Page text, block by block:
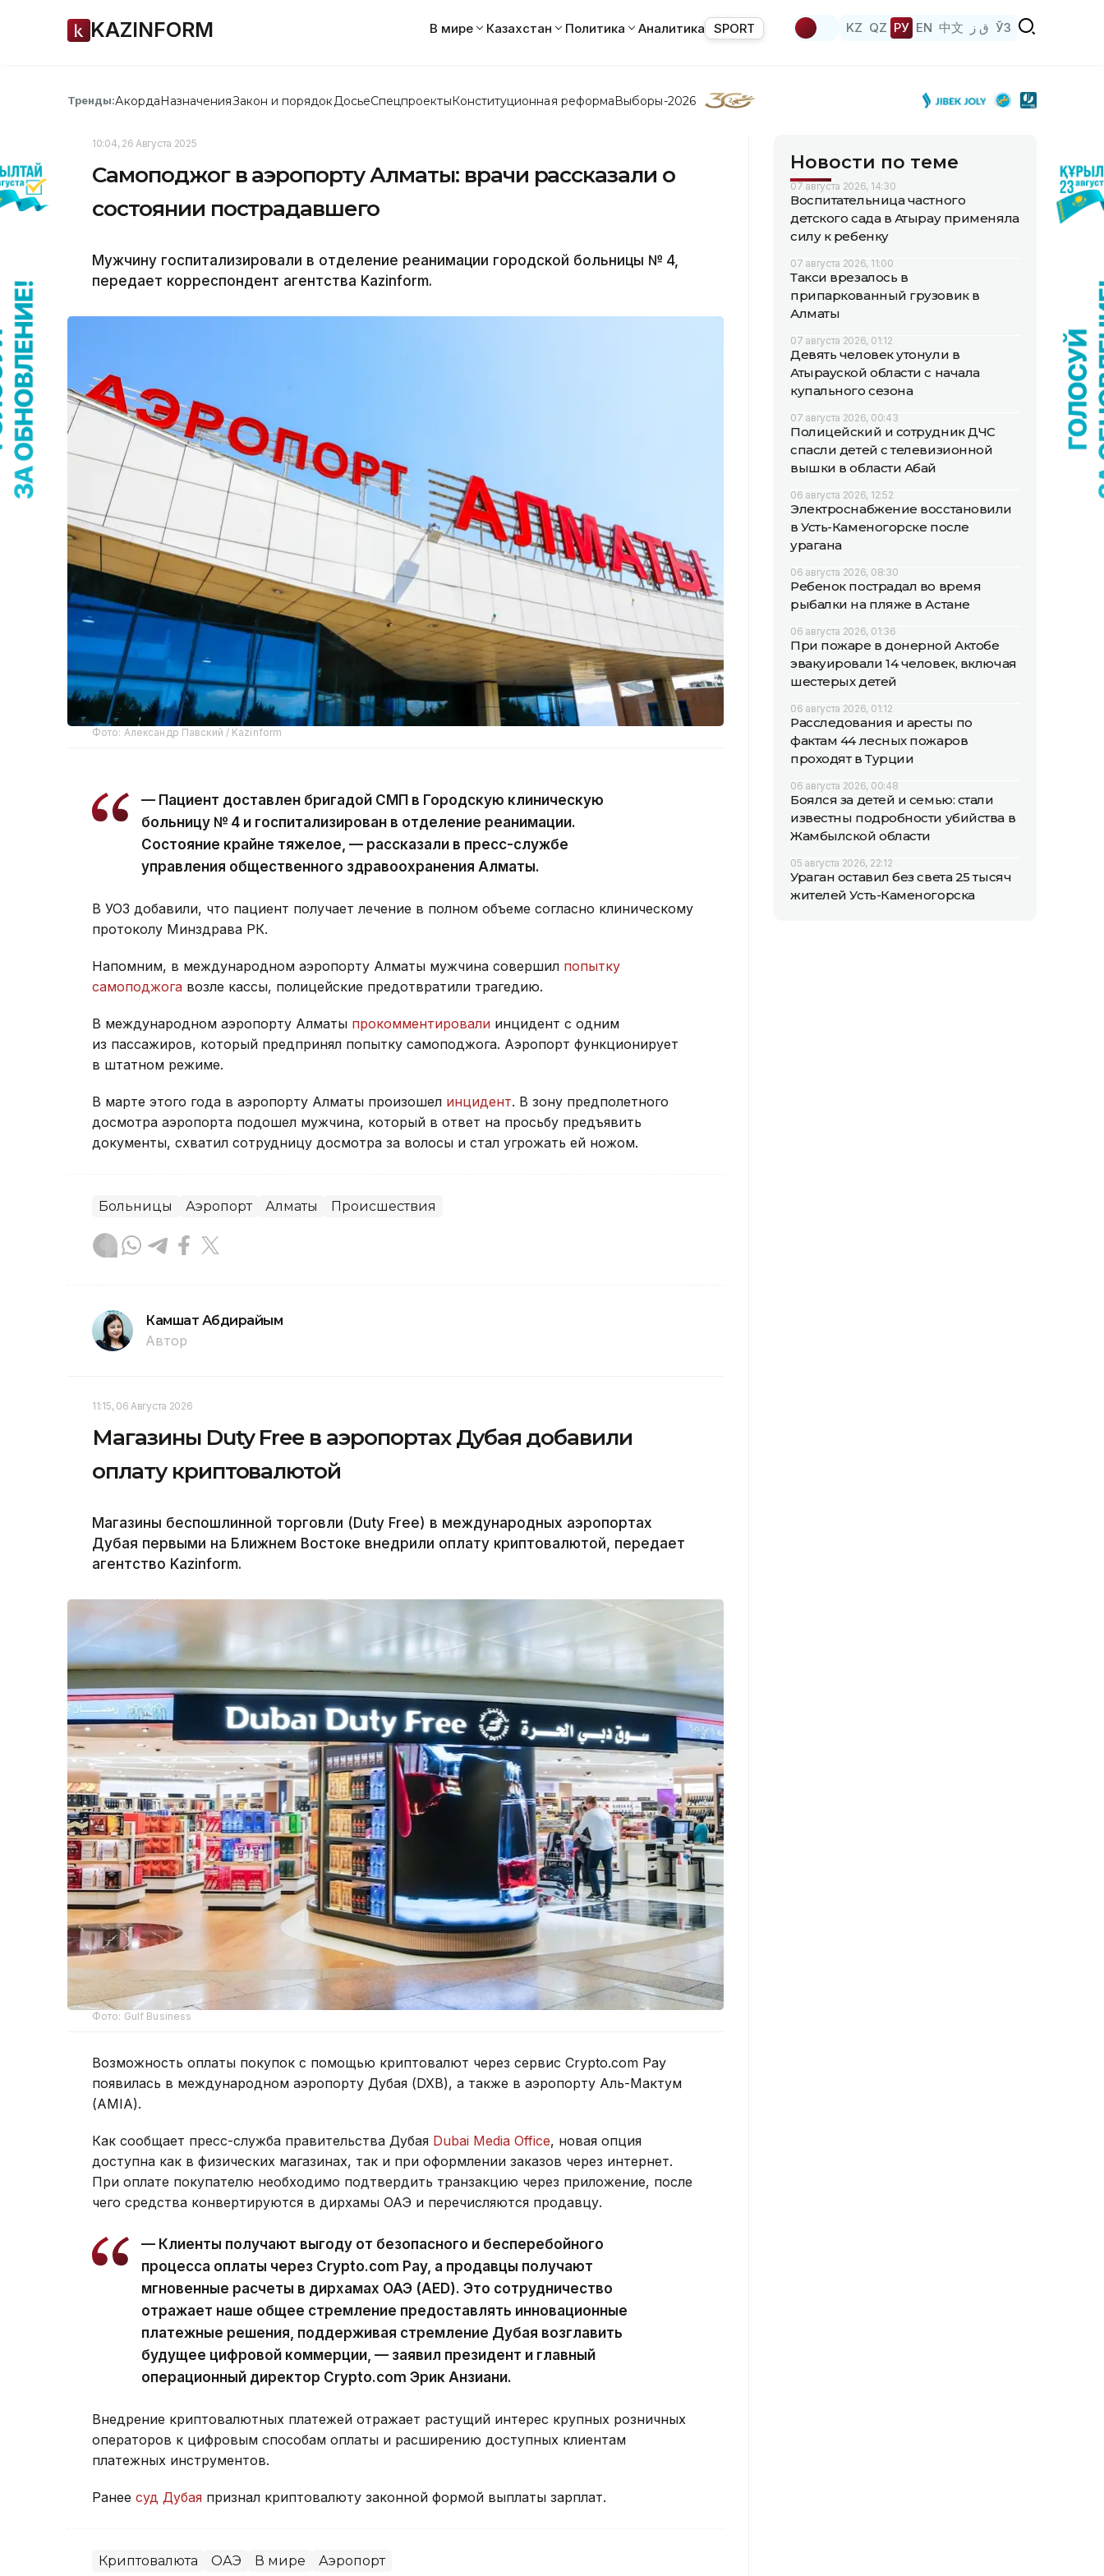
KAZINFORM В мире Казахстан Политика Аналитика SPORT KZ QZ РУ EN 中文 ق ز ЎЗ
Тренды:АкордаНазначенияЗакон и порядок ДосьеСпецпроектыКонституционная реформаВыборы-2026
10:04, 26 Августа 2025
Самоподжог в аэропорту Алматы: врачи рассказали о
состоянии пострадавшего
Мужчину госпитализировали в отделение реанимации городской больницы № 4,
передает корреспондент агентства Kazinform.
Фото: Александр Павский / Kazinform
— Пациент доставлен бригадой СМП в Городскую клиническую
больницу № 4 и госпитализирован в отделение реанимации.
Состояние крайне тяжелое, — рассказали в пресс-службе
управления общественного здравоохранения Алматы.
В УОЗ добавили, что пациент получает лечение в полном объеме согласно клиническому
протоколу Минздрава РК.
Напомним, в международном аэропорту Алматы мужчина совершил попытку
самоподжога возле кассы, полицейские предотвратили трагедию.
В международном аэропорту Алматы прокомментировали инцидент с одним
из пассажиров, который предпринял попытку самоподжога. Аэропорт функционирует
в штатном режиме.
В марте этого года в аэропорту Алматы произошел инцидент. В зону предполетного
досмотра аэропорта подошел мужчина, который в ответ на просьбу предъявить
документы, схватил сотрудницу досмотра за волосы и стал угрожать ей ножом.
Больницы Аэропорт Алматы Происшествия
Камшат Абдирайым
Автор
11:15, 06 Августа 2026
Магазины Duty Free в аэропортах Дубая добавили
оплату криптовалютой
Магазины беспошлинной торговли (Duty Free) в международных аэропортах
Дубая первыми на Ближнем Востоке внедрили оплату криптовалютой, передает
агентство Kazinform.
Фото: Gulf Business
Возможность оплаты покупок с помощью криптовалют через сервис Crypto.com Pay
появилась в международном аэропорту Дубая (DXB), а также в аэропорту Аль-Мактум
(AMIA).
Как сообщает пресс-служба правительства Дубая Dubai Media Office, новая опция
доступна как в физических магазинах, так и при оформлении заказов через интернет.
При оплате покупателю необходимо подтвердить транзакцию через приложение, после
чего средства конвертируются в дирхамы ОАЭ и перечисляются продавцу.
— Клиенты получают выгоду от безопасного и бесперебойного
процесса оплаты через Crypto.com Pay, а продавцы получают
мгновенные расчеты в дирхамах ОАЭ (AED). Это сотрудничество
отражает наше общее стремление предоставлять инновационные
платежные решения, поддерживая стремление Дубая возглавить
будущее цифровой коммерции, — заявил президент и главный
операционный директор Crypto.com Эрик Анзиани.
Внедрение криптовалютных платежей отражает растущий интерес крупных розничных
операторов к цифровым способам оплаты и расширению доступных клиентам
платежных инструментов.
Ранее суд Дубая признал криптовалюту законной формой выплаты зарплат.
Криптовалюта ОАЭ В мире Аэропорт
Новости по теме
07 августа 2026, 14:30
Воспитательница частного
детского сада в Атырау применяла
силу к ребенку
07 августа 2026, 11:00
Такси врезалось в
припаркованный грузовик в
Алматы
07 августа 2026, 01:12
Девять человек утонули в
Атырауской области с начала
купального сезона
07 августа 2026, 00:43
Полицейский и сотрудник ДЧС
спасли детей с телевизионной
вышки в области Абай
06 августа 2026, 12:52
Электроснабжение восстановили
в Усть-Каменогорске после
урагана
06 августа 2026, 08:30
Ребенок пострадал во время
рыбалки на пляже в Астане
06 августа 2026, 01:36
При пожаре в донерной Актобе
эвакуировали 14 человек, включая
шестерых детей
06 августа 2026, 01:12
Расследования и аресты по
фактам 44 лесных пожаров
проходят в Турции
06 августа 2026, 00:48
Боялся за детей и семью: стали
известны подробности убийства в
Жамбылской области
05 августа 2026, 22:12
Ураган оставил без света 25 тысяч
жителей Усть-Каменогорска